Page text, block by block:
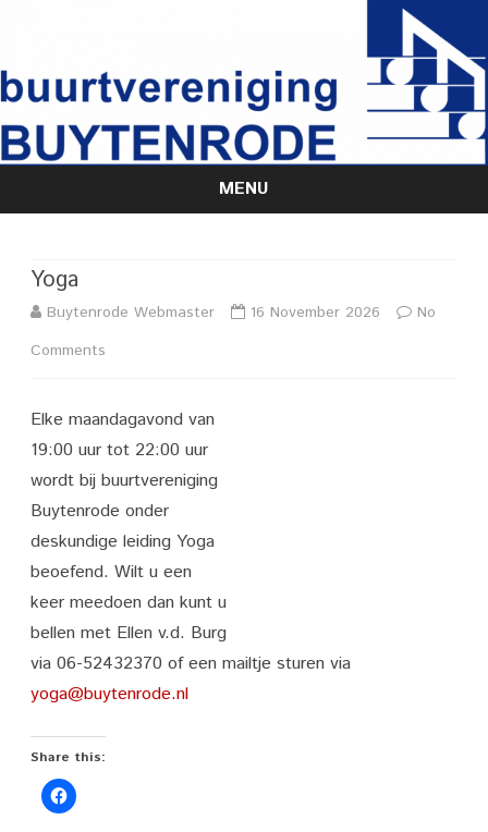
MENU
Skip
Yoga
Buytenrode Webmaster 16 November 2026
No
Comments
Elke maandagavond van
19:00 uur tot 22:00 uur
wordt bij buurtvereniging
Buytenrode onder
deskundige leiding Yoga
beoefend. Wilt u een
keer meedoen dan kunt u
bellen met Ellen v.d. Burg
via 06-52432370 of een mailtje sturen via
yoga@buytenrode.nl
Share this: